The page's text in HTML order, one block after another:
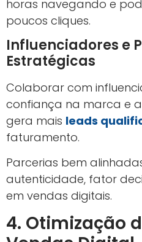
3. Uso
Sociais para
Venda Direta via
Asredes sociaisagora
para comprar sem sair
simplifica o processo e
compra.
Leia Também: SEO
Técnicas que Geram